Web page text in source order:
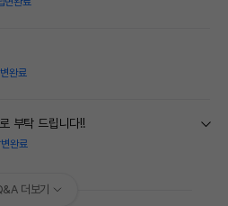
완료
부탁 드립니다!!
완료
더보기